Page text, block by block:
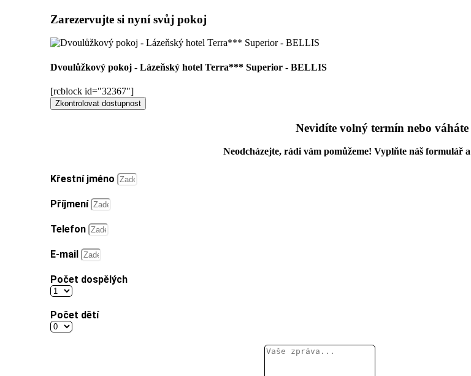
Zarezervujte si nyní svůj pokoj
Dvoulůžkový pokoj - Lázeňský hotel Terra*** Superior - BELLIS
[rcblock id="32367"]
Zkontrolovat dostupnost
Nevidíte volný termín nebo váháte
Neodcházejte, rádi vám pomůžeme! Vyplňte náš formulář
Křestní jméno
Příjmení
Telefon
E-mail
Počet dospělých
Počet dětí